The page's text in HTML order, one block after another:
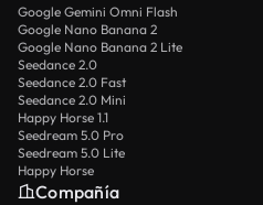
Google Gemini Omni Flash
Google Nano Banana 2
Google Nano Banana 2 Lite
Seedance 2.0
Seedance 2.0 Fast
Seedance 2.0 Mini
Happy Horse 1.1
Seedream 5.0 Pro
Seedream 5.0 Lite
Happy Horse
Compañía